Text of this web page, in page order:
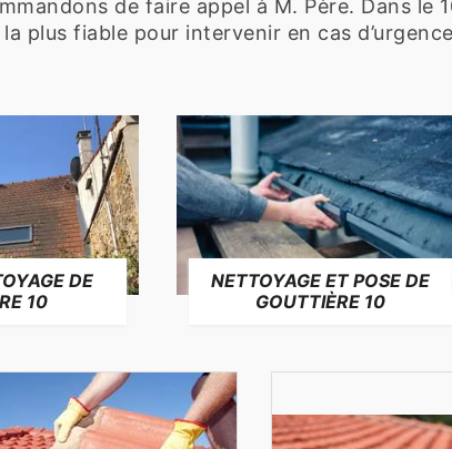
de faire appel à M. Père. Dans le
plus fiable pour intervenir en cas
DE
10
NETTOYAGE ET POSE DE
GOUTTIÈRE 10